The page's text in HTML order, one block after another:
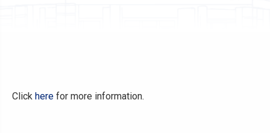
Click here for more information.